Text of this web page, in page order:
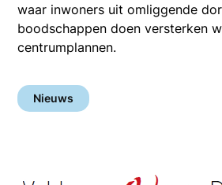
waar inwoners uit omliggende
boodschappen doen versterken
centrumplannen.
Nieuws